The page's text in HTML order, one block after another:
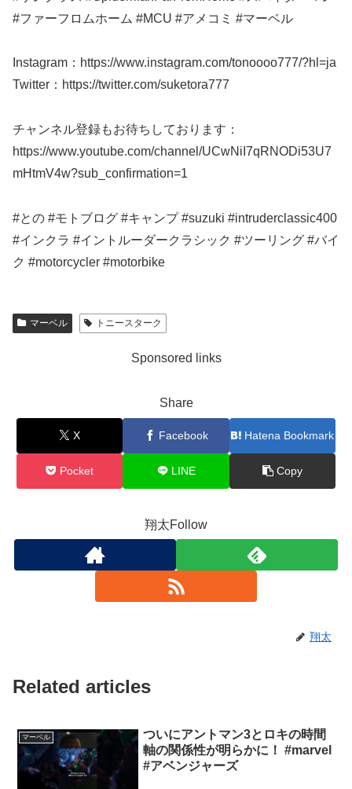
#ファーフロムホーム #MCU #アメコミ #マーベル
Instagram：https://www.instagram.com/tonoooo777/?hl=ja
Twitter：https://twitter.com/suketora777
チャンネル登録もお待ちしております：
https://www.youtube.com/channel/UCwNiI7qRNODi53U7
mHtmV4w?sub_confirmation=1
#との #モトブログ #キャンプ # suzuki #intruderclassic400
#インクラ #イントルーダークラシック #ツーリング #バイ
ク #motorcycler #motorbike
マーベル トニースターク
Sponsored links
Share
X Facebook Hatena Bookmark
Pocket LINE Copy
翔太Follow
翔太
Related articles
マーベル
ついにアントマン3とロキの時間
軸の関係性が明らかに！ #marvel
#アベンジャーズ